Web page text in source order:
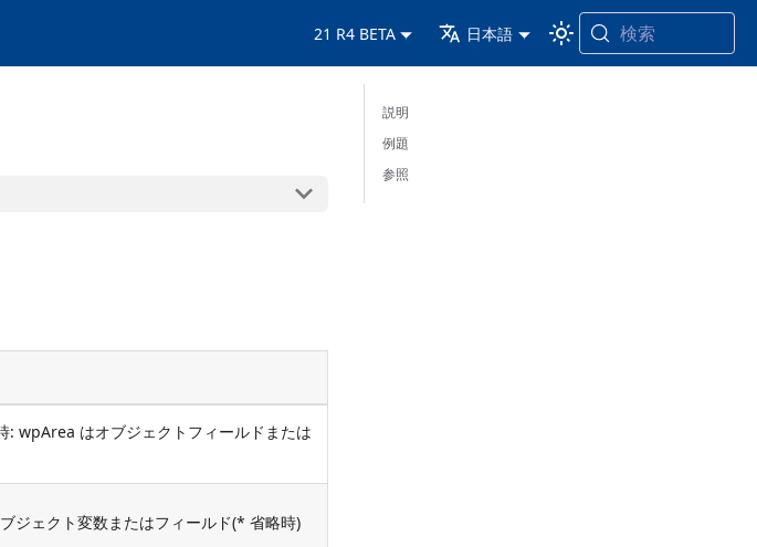
21 R4 BETA 日本語 検索
: wpArea はオブジェクトフィールドまたは
ジェクト変数またはフィールド(* 省略時)
説明
例題
参照